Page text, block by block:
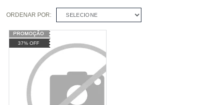
ORDENAR POR: SELECIONE
37% OFF